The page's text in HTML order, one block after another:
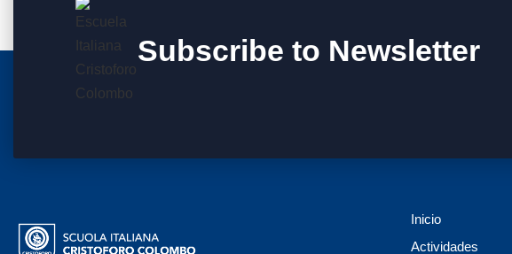
Subscribe to Newsletter
Inicio
Actividades